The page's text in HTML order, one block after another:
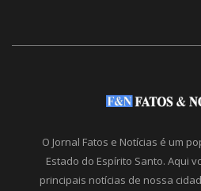
O Jornal Fatos e Notícias é um
Estado do Espírito Santo. Aqui
principais notícias de nossa